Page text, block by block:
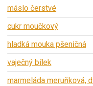
máslo čerstvé
cukr moučkový
hladká mouka pšeničná
vaječný bílek
marmeláda meruňková,